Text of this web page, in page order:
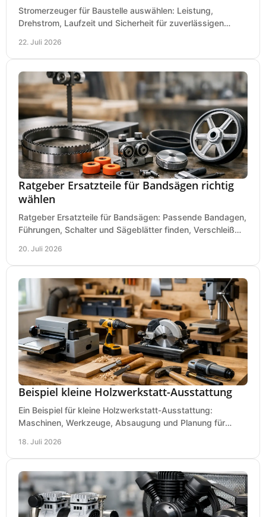
Stromerzeuger für Baustelle auswählen: Leistung,
Drehstrom, Laufzeit und Sicherheit für zuverlässigen
22. Juli 2026
Ratgeber Ersatzteile für Bandsägen richtig
wählen
Ratgeber Ersatzteile für Bandsägen: Passende Bandagen,
Führungen, Schalter und Sägeblätter finden, Verschleiß
20. Juli 2026
Beispiel kleine Holzwerkstatt-Ausstattung
Ein Beispiel für kleine Holzwerkstatt-Ausstattung:
Maschinen, Werkzeuge, Absaugung und Planung für
18. Juli 2026